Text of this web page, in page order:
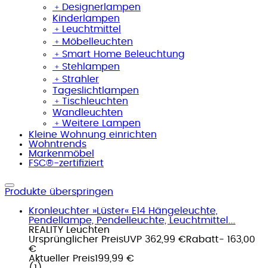
﹢ Designerlampen
Kinderlampen
﹢
Leuchtmittel
﹢ Möbelleuchten
﹢ Smart Home Beleuchtung
﹢ Stehlampen
﹢ Strahler
Tageslichtlampen
﹢ Tischleuchten
Wandleuchten
﹢ Weitere Lampen
Kleine Wohnung einrichten
Wohntrends
Markenmöbel
FSC®-zertifiziert
Produkte überspringen
Kronleuchter »Lüster« E14 Hängeleuchte,
Pendellampe, Pendelleuchte, Leuchtmittel...
REALITY Leuchten
Ursprünglicher PreisUVP 362,99 €Rabatt- 163,00
€
Aktueller Preis199,99 €